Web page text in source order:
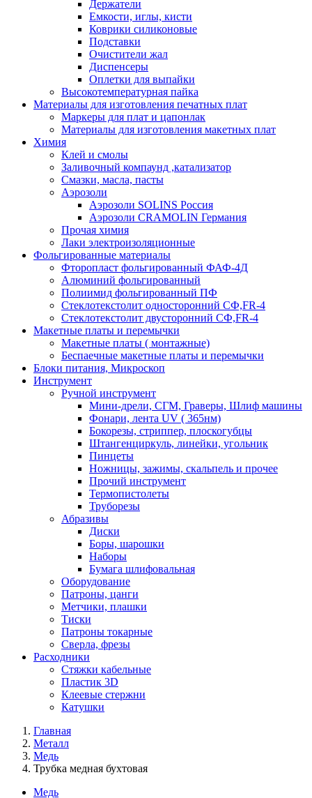
Держатели
Емкости, иглы, кисти
Коврики силиконовые
Подставки
Очистители жал
Диспенсеры
Оплетки для выпайки
Высокотемпературная пайка
Материалы для изготовления печатных плат
Маркеры для плат и цапонлак
Материалы для изготовления макетных плат
Химия
Клей и смолы
Заливочный компаунд ,катализатор
Смазки, масла, пасты
Аэрозоли
Аэрозоли SOLINS Россия
Аэрозоли CRAMOLIN Германия
Прочая химия
Лаки электроизоляционные
Фольгированные материалы
Фторопласт фольгированный ФАФ-4Д
Алюминий фольгированный
Полиимид фольгированный ПФ
Стеклотекстолит односторонний CФ,FR-4
Стеклотекстолит двусторонний СФ,FR-4
Макетные платы и перемычки
Макетные платы ( монтажные)
Беспаечные макетные платы и перемычки
Блоки питания, Микроскоп
Инструмент
Ручной инструмент
Мини-дрели, СГМ, Граверы, Шлиф машины
Фонари, лента UV ( 365нм)
Бокорезы, cтриппер, плоскогубцы
Штангенциркуль, линейки, угольник
Пинцеты
Ножницы, зажимы, скальпель и прочее
Прочий инструмент
Термопистолеты
Труборезы
Абразивы
Диски
Боры, шарошки
Наборы
Бумага шлифовальная
Оборудование
Патроны, цанги
Метчики, плашки
Тиски
Патроны токарные
Сверла, фрезы
Расходники
Стяжки кабельные
Пластик 3D
Клеевые стержни
Катушки
Главная
Металл
Медь
Трубка медная бухтовая
Медь